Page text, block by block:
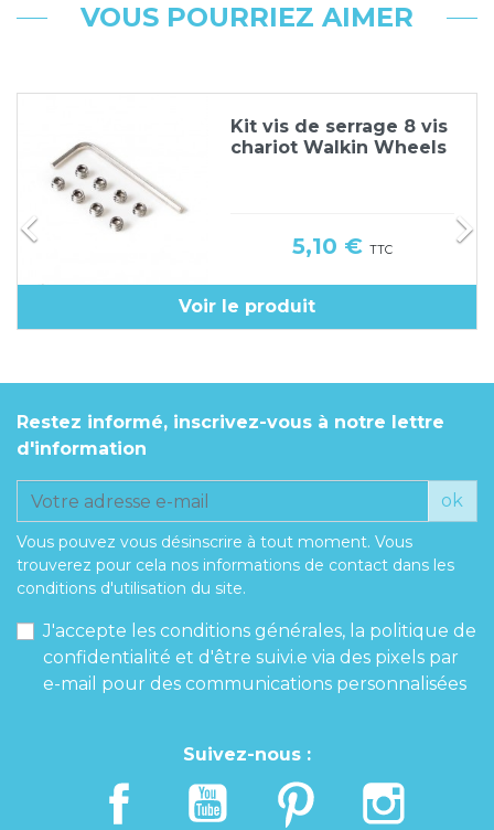
VOUS POURRIEZ AIMER

Kit vis de serrage 8 vis
chariot Walkin Wheels
Prix
5,10 €TTC
Voir le produit

Restez informé, inscrivez-vous à notre lettre
d'information
ok
Vous pouvez vous désinscrire à tout moment. Vous
trouverez pour cela nos informations de contact dans les
conditions d'utilisation du site.
J'accepte les conditions générales, la politique de
confidentialité et d'être suivi.e via des pixels par
e-mail pour des communications personnalisées
Suivez-nous :